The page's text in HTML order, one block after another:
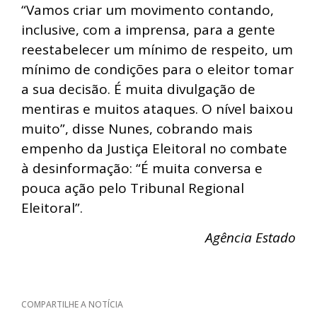
“Vamos criar um movimento contando,
inclusive, com a imprensa, para a gente
reestabelecer um mínimo de respeito, um
mínimo de condições para o eleitor tomar
a sua decisão. É muita divulgação de
mentiras e muitos ataques. O nível baixou
muito”, disse Nunes, cobrando mais
empenho da Justiça Eleitoral no combate
à desinformação: “É muita conversa e
pouca ação pelo Tribunal Regional
Eleitoral”.
Agência Estado
COMPARTILHE A NOTÍCIA